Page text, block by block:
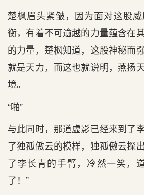
楚枫眉头紧皱，因为面对这股
衡，有着不可逾越的力量蕴含在
的力量，楚枫知道，这股神秘而
就是天力，而这也就说明，燕扬
境。
“啪”
与此同时，那道虚影已经来到了
了独孤傲云的模样，独孤傲云探
了李长青的手臂，冷然一笑，
了！”